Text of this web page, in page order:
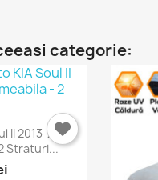
categorie:
II 2013-2019 -
Straturi...